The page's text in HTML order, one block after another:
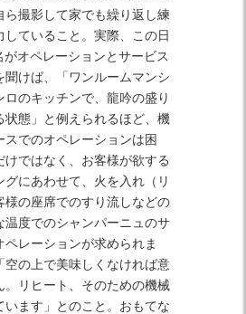
ら撮影して家でも繰り返し練
していること。実際、この日
がオペレーションとサービス
聞けば、「ワンルームマンシ
ロのキッチンで、龍吟の盛り
状態」と例えられるほど、機
スでのオペレーションは困
けではなく、お客様が欲する
グにあわせて、火を入れ（リ
様の座席でのすり流しなどの
温度でのシャンパーニュのサ
ペレーションが求められま
空の上で美味しくなければ意
。リヒート、そのための機械
います」とのこと。おもてな